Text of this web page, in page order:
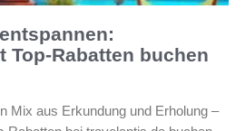
Top-Rabatten buchen
Mix aus Erkundung und Erholung –